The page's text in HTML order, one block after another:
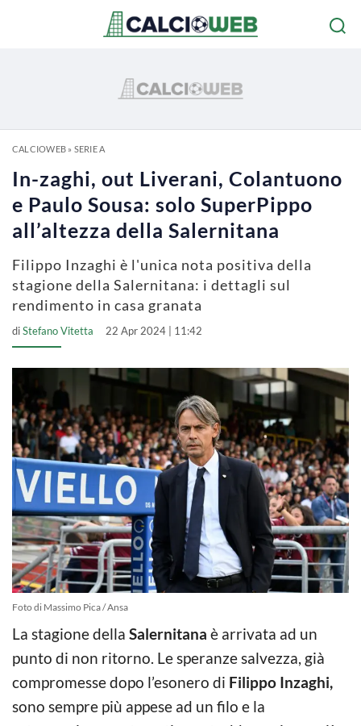
CALCIOWEB» SERIE A
In-zaghi, out Liverani, Colantuono
e Paulo Sousa: solo SuperPippo
all’altezza della Salernitana
Filippo Inzaghi è l'unica nota positiva della
stagione della Salernitana: i dettagli sul
rendimento in casa granata
diStefano Vitetta 22 Apr 2024 | 11:42
Foto di Massimo Pica / Ansa
La stagione della Salernitana è arrivata ad un
punto di non ritorno. Le speranze salvezza, già
compromesse dopo l’esonero di Filippo Inzaghi,
sono sempre più appese ad un filo e la